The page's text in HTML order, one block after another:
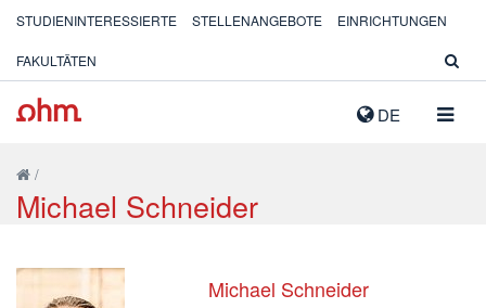
DE
STUDIENINTERESSIERTE STELLENANGEBOTE EINRICHTUNGEN
FAKULTÄTEN
/
Michael Schneider
Michael Schneider